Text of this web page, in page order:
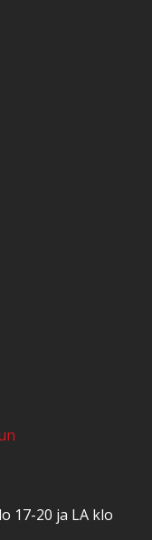
17-20 ja LA klo